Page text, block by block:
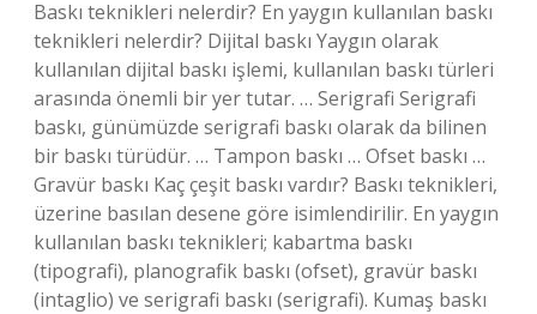
Baskı teknikleri nelerdir? En yaygın kullanılan baskı
teknikleri nelerdir? Dijital baskı Yaygın olarak
kullanılan dijital baskı işlemi, kullanılan baskı türleri
arasında önemli bir yer tutar. … Serigrafi Serigrafi
baskı, günümüzde serigrafi baskı olarak da bilinen
bir baskı türüdür. … Tampon baskı … Ofset baskı …
Gravür baskı Kaç çeşit baskı vardır? Baskı teknikleri,
üzerine basılan desene göre isimlendirilir. En yaygın
kullanılan baskı teknikleri; kabartma baskı
(tipografi), planografik baskı (ofset), gravür baskı
(intaglio) ve serigrafi baskı (serigrafi). Kumaş baskı